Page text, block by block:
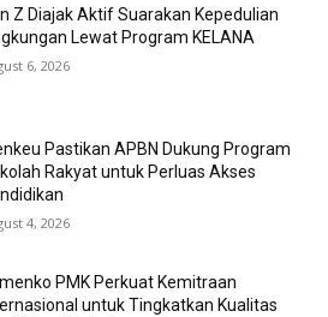
Z Diajak Aktif Suarakan Kepedulian
Lewat Program KELANA
6, 2026
Pastikan APBN Dukung Program
Rakyat untuk Perluas Akses
4, 2026
PMK Perkuat Kemitraan
untuk Tingkatkan Kualitas